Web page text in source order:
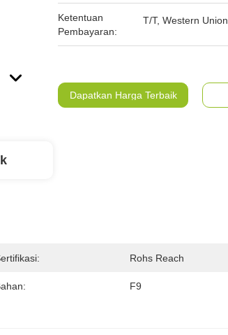
Ketentuan
Pembayaran:
T/T, Western Union
Dapatkan Harga Terbaik
Rohs Reach
F9